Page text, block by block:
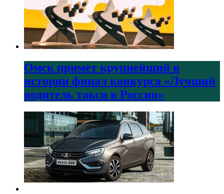
Омск примет крупнейший в
истории финал конкурса «Лучший
водитель такси в России»